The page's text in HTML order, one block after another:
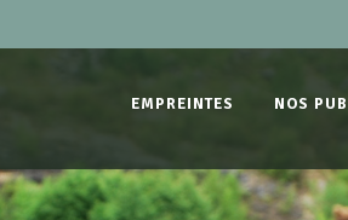
EMPREINTES NOS